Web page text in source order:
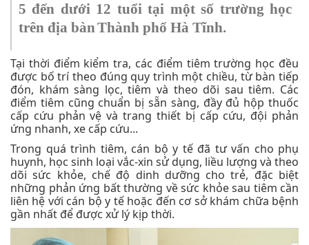
5 đến dưới 12 tuổi tại một số trường học
trên địa bànThành phố Hà Tĩnh.
Tại thời điểm kiểm tra, các điểm tiêm trường học đều
được bố trí theo đúng quy trình một chiều, từ bàn tiếp
đón, khám sàng lọc, tiêm và theo dõi sau tiêm. Các
điểm tiêm cũng chuẩn bị sẵn sàng, đầy đủ hộp thuốc
cấp cứu phản vệ và trang thiết bị cấp cứu, đội phản
ứng nhanh, xe cấp cứu...
Trong quá trình tiêm, cán bộ y tế đã tư vấn cho phụ
huynh, học sinh loại vắc-xin sử dụng, liều lượng và theo
dõi sức khỏe, chế độ dinh dưỡng cho trẻ, đặc biệt
những phản ứng bất thường về sức khỏe sau tiêm cần
liên hệ với cán bộ y tế hoặc đến cơ sở khám chữa bệnh
gần nhất để được xử lý kịp thời.